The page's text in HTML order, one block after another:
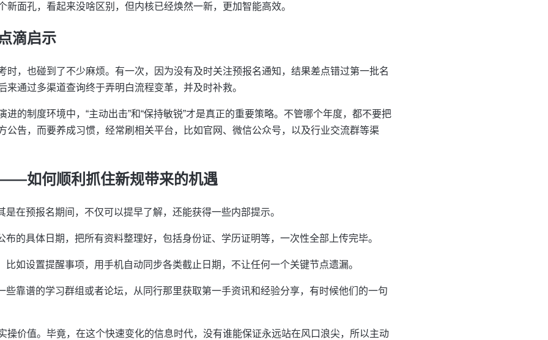
新面孔，看起来没啥区别，但内核已经焕然一新，更加智能高效。
滴启示
时，也碰到了不少麻烦。有一次，因为没有及时关注预报名通知，结果差点错过第一批名
来通过多渠道查询终于弄明白流程变革，并及时补救。
进的制度环境中，“主动出击”和“保持敏锐”才是真正的重要策略。不管哪个年度，都不要把
公告，而要养成习惯，经常刷相关平台，比如官网、微信公众号，以及行业交流群等渠
如何顺利抓住新规带来的机遇
是在预报名期间，不仅可以提早了解，还能获得一些内部提示。
布的具体日期，把所有资料整理好，包括身份证、学历证明等，一次性全部上传完毕。
比如设置提醒事项，用手机自动同步各类截止日期，不让任何一个关键节点遗漏。
些靠谱的学习群组或者论坛，从同行那里获取第一手资讯和经验分享，有时候他们的一句
操价值。毕竟，在这个快速变化的信息时代，没有谁能保证永远站在风口浪尖，所以主动